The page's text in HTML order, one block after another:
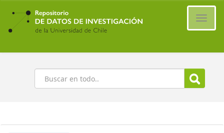
Ir
contenido
principal
Buscar